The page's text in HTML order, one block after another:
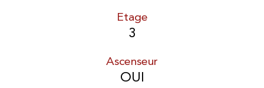
Etage
3
Ascenseur
OUI